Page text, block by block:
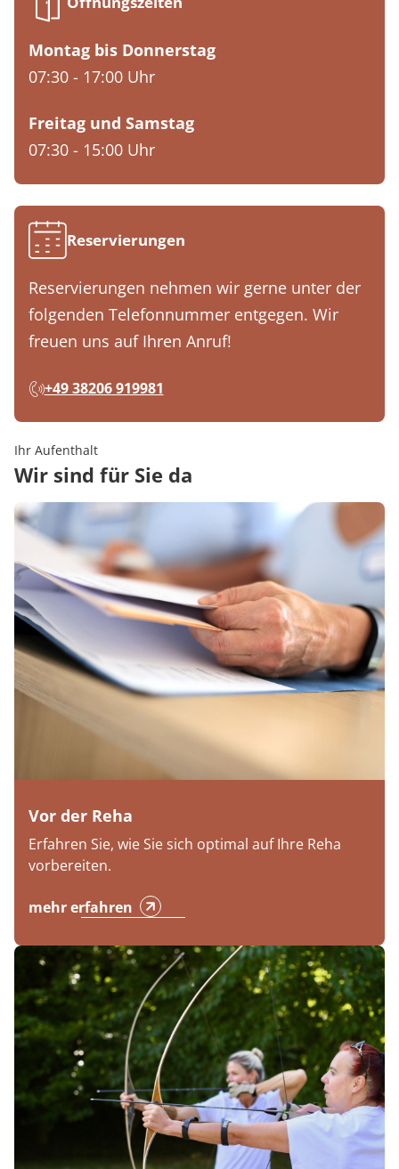
Montag bis Donnerstag
07:30 - 17:00 Uhr
Freitag und Samstag
07:30 - 15:00 Uhr
Reservierungen
Reservierungen nehmen wir gerne unter der
folgenden Telefonnummer entgegen. Wir
freuen uns auf Ihren Anruf!
+49 38206 919981
Ihr Aufenthalt
Wir sind für Sie da
Vor der Reha
Erfahren Sie, wie Sie sich optimal auf Ihre Reha
vorbereiten.
mehr erfahren